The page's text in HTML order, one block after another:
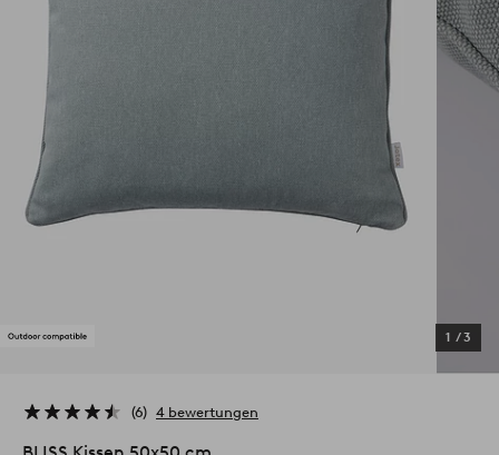
1 /3
6 4 bewertungen